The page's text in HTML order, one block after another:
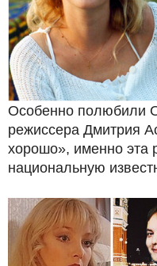
Особенно полюбили
режиссера Дмитрия
хорошо», именно эта
национальную